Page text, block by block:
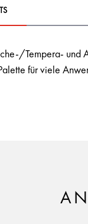
Tempera- und
für viele